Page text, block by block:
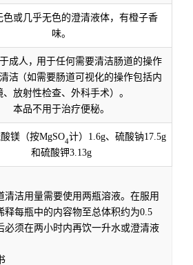
色或几乎无色的澄清液体，有橙子香
味。
成人， 用于任何需要清洁肠道的操作
洁（如需要肠道可视化的操作包括内
、放射性检查、外科手术）。
本品不用于治疗便秘。
镁（按MgSO4计） 1.6g、硫酸钠17.5g
和硫酸钾3.13g
清洁用量需要使用两瓶溶液。在服用
释每瓶中的内容物至总体积约为0.5
必须在两小时内再饮一升水或澄清液